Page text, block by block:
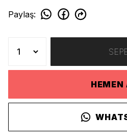
Paylaş:
HEMEN